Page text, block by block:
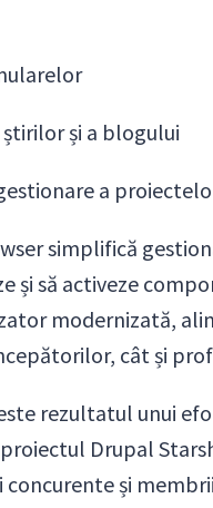
și a blogului
a
simplifică
și să activeze
modernizată,
cât și
rezultatul unui
Drupal
și